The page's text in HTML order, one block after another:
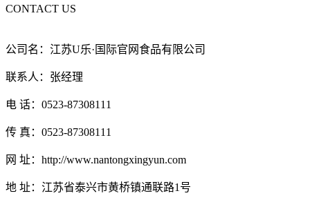
CONTACT US
公司名：江苏U乐·国际官网食品有限公司
联系人：张经理
电 话：0523-87308111
传 真：0523-87308111
网 址：http://www.nantongxingyun.com
地 址：江苏省泰兴市黄桥镇通联路1号